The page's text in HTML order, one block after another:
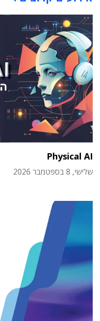
Physical AI
שלישי, 8 בספטמבר 2026